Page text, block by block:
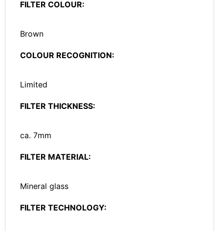
FILTER COLOUR:
Brown
COLOUR RECOGNITION:
Limited
FILTER THICKNESS:
ca. 7mm
FILTER MATERIAL:
Mineral glass
FILTER TECHNOLOGY: